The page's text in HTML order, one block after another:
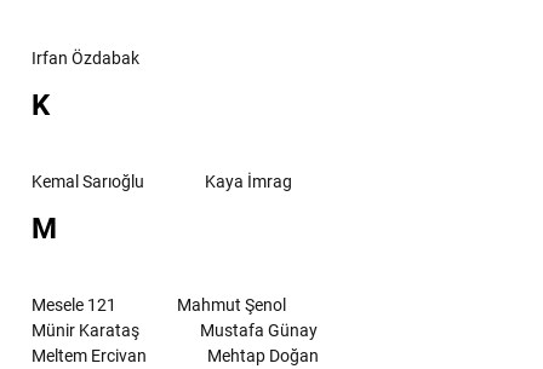
Irfan Özdabak
K
Kemal Sarıoğlu Kaya İmrag
M
Mesele 121
Mahmut Şenol
Münir Karataş
Mustafa Günay
Meltem Ercivan
Mehtap Doğan